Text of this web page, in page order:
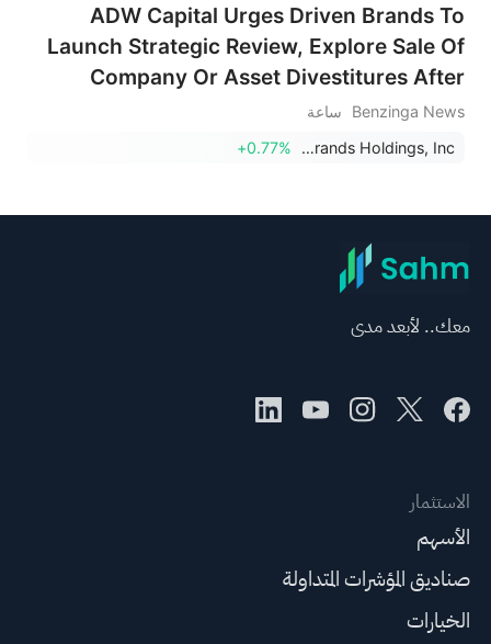
ADW Capital Urges Driven Brands To
Launch Strategic Review, Explore Sale Of
Company Or Asset Divestitures After
Rejecting $18/Share Offer
Benzinga News
ساعة
Driven Brands Holdings, Inc.
+0.77%
معك.. لأبعد مدى
الاستثمار
الأسهم
صناديق المؤشرات المتداولة
الخيارات